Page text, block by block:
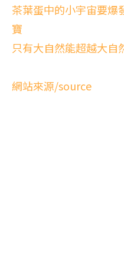
茶葉蛋中的小宇宙要爆
寶
只有大自然能超越大自
網站來源/source